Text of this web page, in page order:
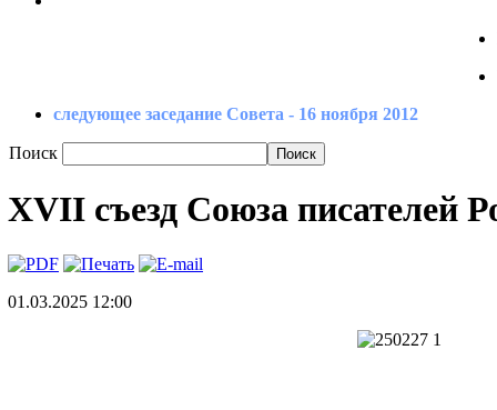
следующее заседание Совета - 16 ноября 2012
Поиск
XVII съезд Союза писателей
01.03.2025 12:00